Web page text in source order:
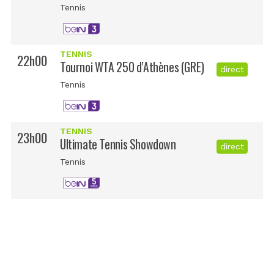
Tennis
22h00 TENNIS
Tournoi WTA 250 d’Athènes (GRE)
Tennis
direct
23h00 TENNIS
Ultimate Tennis Showdown
Tennis
direct